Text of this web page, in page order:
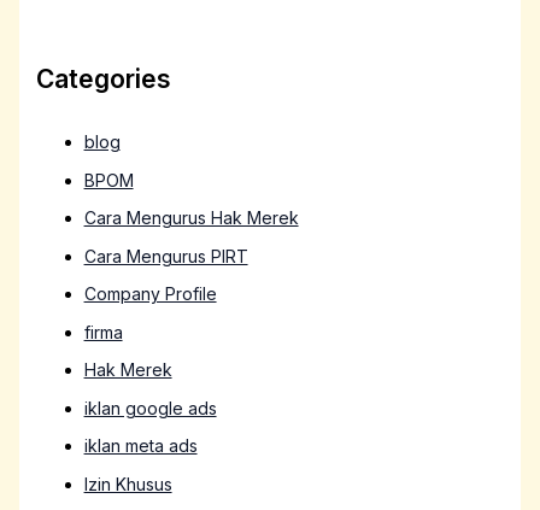
Categories
blog
BPOM
Cara Mengurus Hak Merek
Cara Mengurus PIRT
Company Profile
firma
Hak Merek
iklan google ads
iklan meta ads
Izin Khusus